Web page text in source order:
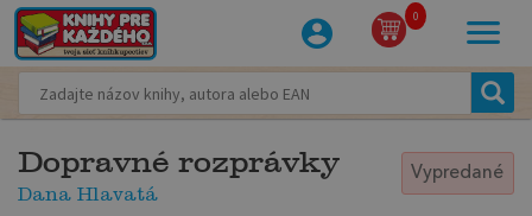
0
Dopravné rozprávky
Dana Hlavatá
Vypredané